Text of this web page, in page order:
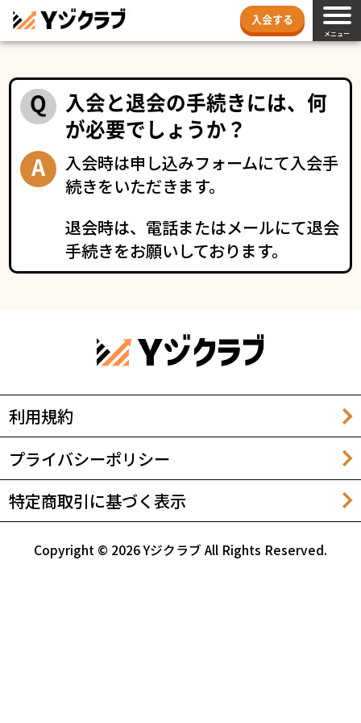
入会する
メニュー
入会と退会の手続きには、何
が必要でしょうか？
入会時は申し込みフォームにて入会手
続きをいただきます。
退会時は、電話またはメールにて退会
手続きをお願いしております。
利用規約
プライバシーポリシー
特定商取引に基づく表示
Copyright © 2026 Yジクラブ All Rights Reserved.